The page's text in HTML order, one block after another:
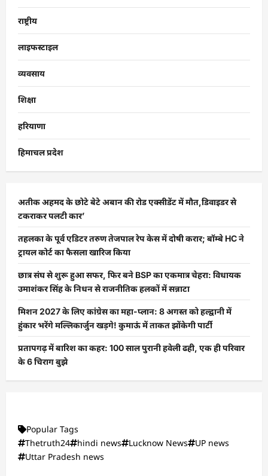
राष्ट्रीय
लाइफस्टाइल
व्यवसाय
शिक्षा
हरियाणा
हिमाचल प्रदेश
अतीक अहमद के छोटे बेटे अबान की रोड एक्सीडेंट में मौत,डिवाइडर से
टकराकर पलटी कार’
तहलका के पूर्व एडिटर तरुण तेजपाल रेप केस में दोषी करार; बॉम्बे HC ने
ट्रायल कोर्ट का फैसला खारिज किया
छात्र संघ से शुरू हुआ सफर, फिर बने BSP का एकमात्र चेहरा: विधायक
उमाशंकर सिंह के निधन से राजनीतिक हलकों में सन्नाटा
मिशन 2027 के लिए कांग्रेस का महा-प्लान: 8 अगस्त को हल्द्वानी में
हुंकार भरेंगे मल्लिकार्जुन खड़गे! कुमाऊं में ताकत झोंकेगी पार्टी
प्रतापगढ़ में बारिश का कहर: 100 साल पुरानी हवेली ढही, एक ही परिवार
के 6 चिराग बुझे
Popular Tags
Thetruth24
hindi news Lucknow News
UP news
Uttar Pradesh news